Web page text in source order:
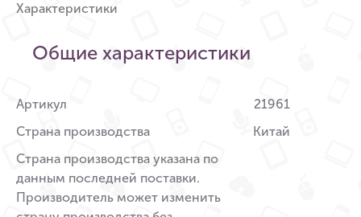
Характеристики
Общие характеристики
Артикул
21961
Страна производства
Страна производства указана по
данным последней поставки.
Производитель может изменить
Китай